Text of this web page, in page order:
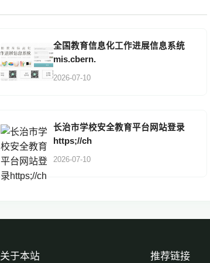
全国教育信息化工作进展信息系统
mis.cbern.
2026-07-10
长治市学校安全教育平台网站登录
https;//ch
2026-07-10
关于本站 推荐链接